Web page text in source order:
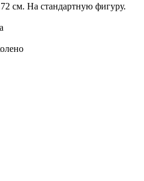
см. На стандартную фигуру.